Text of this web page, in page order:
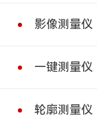
影像测量仪
一键测量仪
轮廓测量仪